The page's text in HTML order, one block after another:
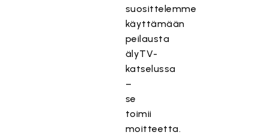
suosittelemme
käyttämään
peilausta
älyTV-
katselussa
–
se
toimii
moitteetta.